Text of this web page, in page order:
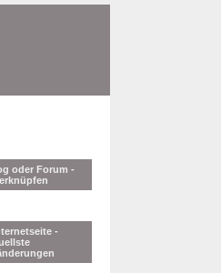
oder Forum -
-